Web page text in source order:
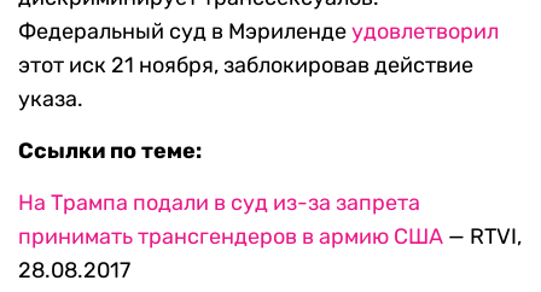
Федеральный суд в Мэрилендеудовлетворил
этот иск 21 ноября, заблокировав действие
указа.
Ссылки по теме:
На Трампа подали в суд из-за запрета
принимать трансгендеров в армию США — RTVI,
28.08.2017